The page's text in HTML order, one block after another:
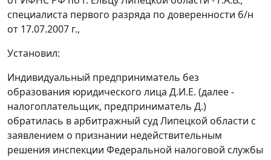
специалиста первого разряда по доверенности б/н
от 17.07.2007 г.,
Установил:
Индивидуальный предприниматель без
образования юридического лица Д.И.Е. (далее -
налогоплательщик, предприниматель Д.)
обратилась в арбитражный суд Липецкой области с
заявлением о признании недействительным
решения инспекции Федеральной налоговой службы